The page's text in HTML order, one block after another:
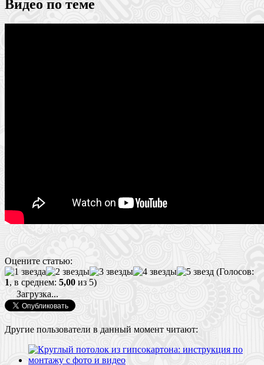
Видео по теме
Оцените статью:
(Голосов:
1, в среднем: 5,00 из 5)
Загрузка...
Другие пользователи в данный момент читают: